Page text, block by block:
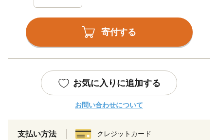
寄付する
お気に入りに追加する
お問い合わせについて
支払い方法 クレジットカード